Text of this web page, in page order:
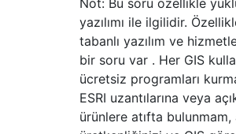
Not: Bu soru özellikle
yazılımı ile ilgilidir.
tabanlı yazılım ve
bir soru var . Her GIS
ücretsiz programları
ESRI uzantılarına veya
ürünlere atıfta bulunmam,